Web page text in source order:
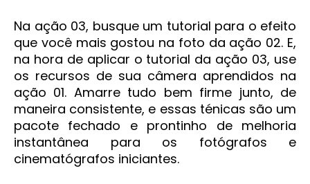
Na ação 03, busque um tutorial para o efeito
que você mais gostou na foto da ação 02. E,
na hora de aplicar o tutorial da ação 03, use
os recursos de sua câmera aprendidos na
ação 01. Amarre tudo bem firme junto, de
maneira consistente, e essas ténicas são um
pacote fechado e prontinho de melhoria
instantânea para os fotógrafos e
cinematógrafos iniciantes.